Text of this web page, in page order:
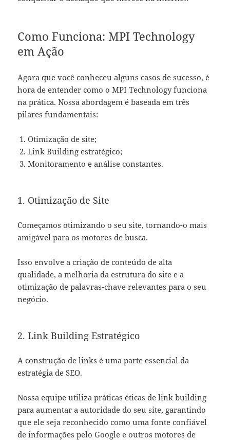
Como Funciona: MPI Technology
em Ação
Agora que você conheceu alguns casos de sucesso, é
hora de entender como o MPI Technology funciona
na prática. Nossa abordagem é baseada em três
pilares fundamentais:
Otimização de site;
Link Building estratégico;
Monitoramento e análise constantes.
1. Otimização de Site
Começamos otimizando o seu site, tornando-o mais
amigável para os motores de busca.
Isso envolve a criação de conteúdo de alta
qualidade, a melhoria da estrutura do site e a
otimização de palavras-chave relevantes para o seu
negócio.
2. Link Building Estratégico
A construção de links é uma parte essencial da
estratégia de SEO.
Nossa equipe utiliza práticas éticas de link building
para aumentar a autoridade do seu site, garantindo
que ele seja reconhecido como uma fonte confiável
de informações pelo Google e outros motores de